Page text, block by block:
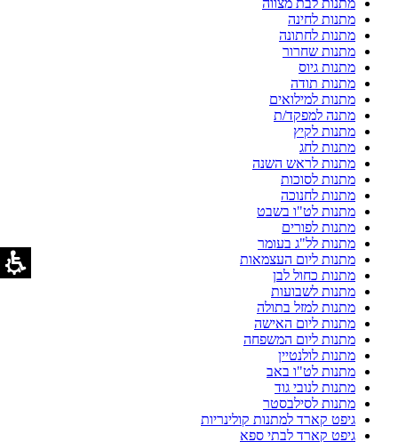
מתנות לבת מצווה
מתנות לחינה
מתנות לחתונה
מתנות שחרור
מתנות גיוס
מתנות תודה
מתנות למילואים
מתנה למפקד/ת
מתנות לקיץ
מתנות לחג
מתנות לראש השנה
מתנות לסוכות
מתנות לחנוכה
מתנות לט"ו בשבט
מתנות לפורים
מתנות לל"ג בעומר
מתנות ליום העצמאות
מתנות כחול לבן
מתנות לשבועות
מתנות למזל בתולה
מתנות ליום האישה
מתנות ליום המשפחה
מתנות לולנטיין
מתנות לט"ו באב
מתנות לנובי גוד
מתנות לסילבסטר
גיפט קארד למתנות קולינריות
גיפט קארד לבתי ספא